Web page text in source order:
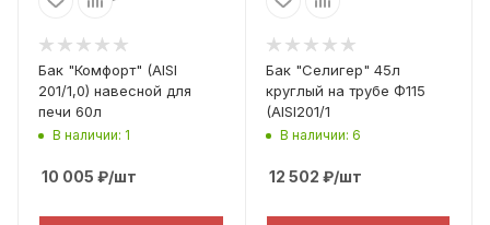
Бак "Комфорт" (AISI
201/1,0) навесной для
печи 60л
В наличии: 1
10 005 ₽/шт
Бак "Селигер" 45л
круглый на трубе Ф115
(AISI201/1
В наличии: 6
12 502 ₽/шт